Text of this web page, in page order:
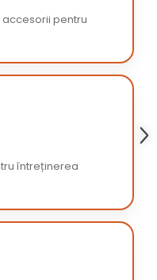
accesorii pentru
întreținerea